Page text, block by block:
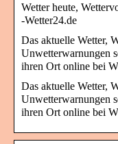
Wetter heute,
-Wetter24.de
Das aktuelle Wetter,
Unwetterwarnungen
ihren Ort online bei
Das aktuelle Wetter,
Unwetterwarnungen
ihren Ort online bei